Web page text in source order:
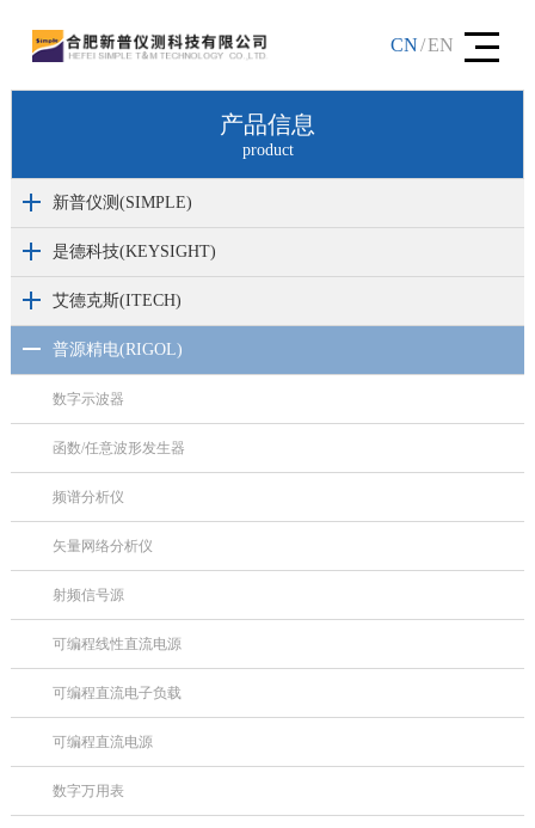
CN/EN
产品信息
product
新普仪测(SIMPLE)
是德科技(KEYSIGHT)
艾德克斯(ITECH)
普源精电(RIGOL)
数字示波器
函数/任意波形发生器
频谱分析仪
矢量网络分析仪
射频信号源
可编程线性直流电源
可编程直流电子负载
可编程直流电源
数字万用表